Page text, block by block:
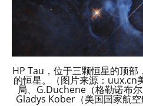
HP Tau，位于三颗恒星的顶
的恒星。（图片来源：uux.cn
局、G.Duchene（格勒诺布
Gladys Kober（美国国家航空